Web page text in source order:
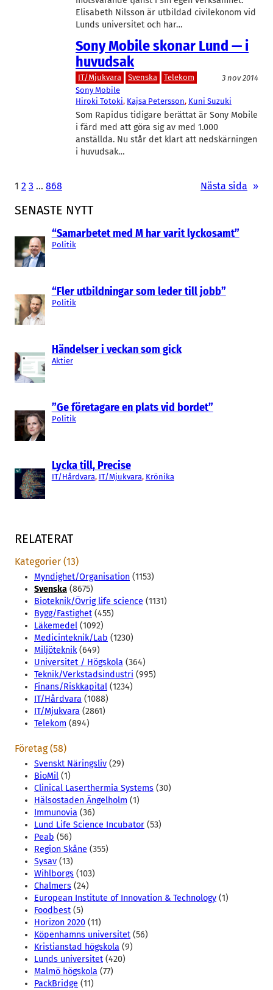
SENASTE NYTT
“Samarbetet med M har varit lyckosamt”
Politik
“Fler utbildningar som leder till jobb”
Politik
Händelser i veckan som gick
Aktier
”Ge företagare en plats vid bordet”
Politik
Lycka till, Precise
IT/Hårdvara, IT/Mjukvara, Krönika
Elisabeth Nilsson är utbildad civilekonom vid
Lunds universitet och har…
Sony Mobile skonar Lund — i
huvudsak
IT/Mjukvara Svenska Telekom
3 nov 2014
Sony Mobile
Hiroki Totoki, Kajsa Petersson, Kuni Suzuki
Som Rapidus tidigare berättat är Sony Mobile
i färd med att göra sig av med 1.000
anställda. Nu står det klart att nedskärningen
i huvudsak…
1 2 3 … 868 Nästa sida »
RELATERAT
Kategorier (13)
Myndighet/Organisation (1153)
Svenska (8675)
Bioteknik/Övrig life science (1131)
Bygg/Fastighet (455)
Läkemedel (1092)
Medicinteknik/Lab (1230)
Miljöteknik(649)
Universitet / Högskola (364)
Teknik/Verkstadsindustri (995)
Finans/Riskkapital (1234)
IT/Hårdvara (1088)
IT/Mjukvara (2861)
Telekom (894)
Företag (58)
Svenskt Näringsliv (29)
BioMil (1)
Clinical Laserthermia Systems (30)
Hälsostaden Ängelholm (1)
Immunovia (36)
Lund Life Science Incubator (53)
Peab (56)
Region Skåne (355)
Sysav (13)
Wihlborgs (103)
Chalmers (24)
European Institute of Innovation & Technology (1)
Foodbest (5)
Horizon 2020 (11)
Köpenhamns universitet (56)
Kristianstad högskola (9)
Lunds universitet (420)
Malmö högskola (77)
PackBridge (11)